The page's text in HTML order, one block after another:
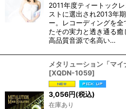
2011年度ティートック
ストに選出され2013年
ー。レコーディングを
たその実力と透き通る
高品質音源で名高い…
メタリューション「マイ
[XQDN-1059]
3,056円(税込)
在庫あり